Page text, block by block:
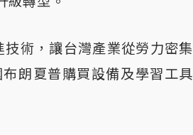
術，讓台灣產業從勞力密集
朗夏普購買設備及學習工具